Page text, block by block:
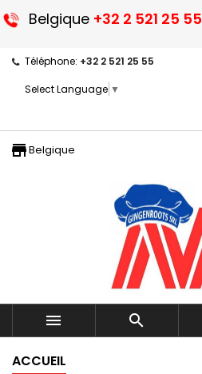
Belgique +32 2 521 25 55
Téléphone: +32 2 521 25 55
Select Language ▼
storefront
Belgique
 
ACCUEIL